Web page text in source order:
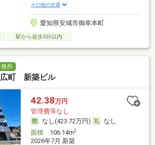
その他の交通
愛知県安城市御幸本町
駅から徒歩5分以内
所
町 新築ビル
42.38万円
管理費等なし
なし(423.72万円)
なし
面積106.14m2
2026年7月 新築